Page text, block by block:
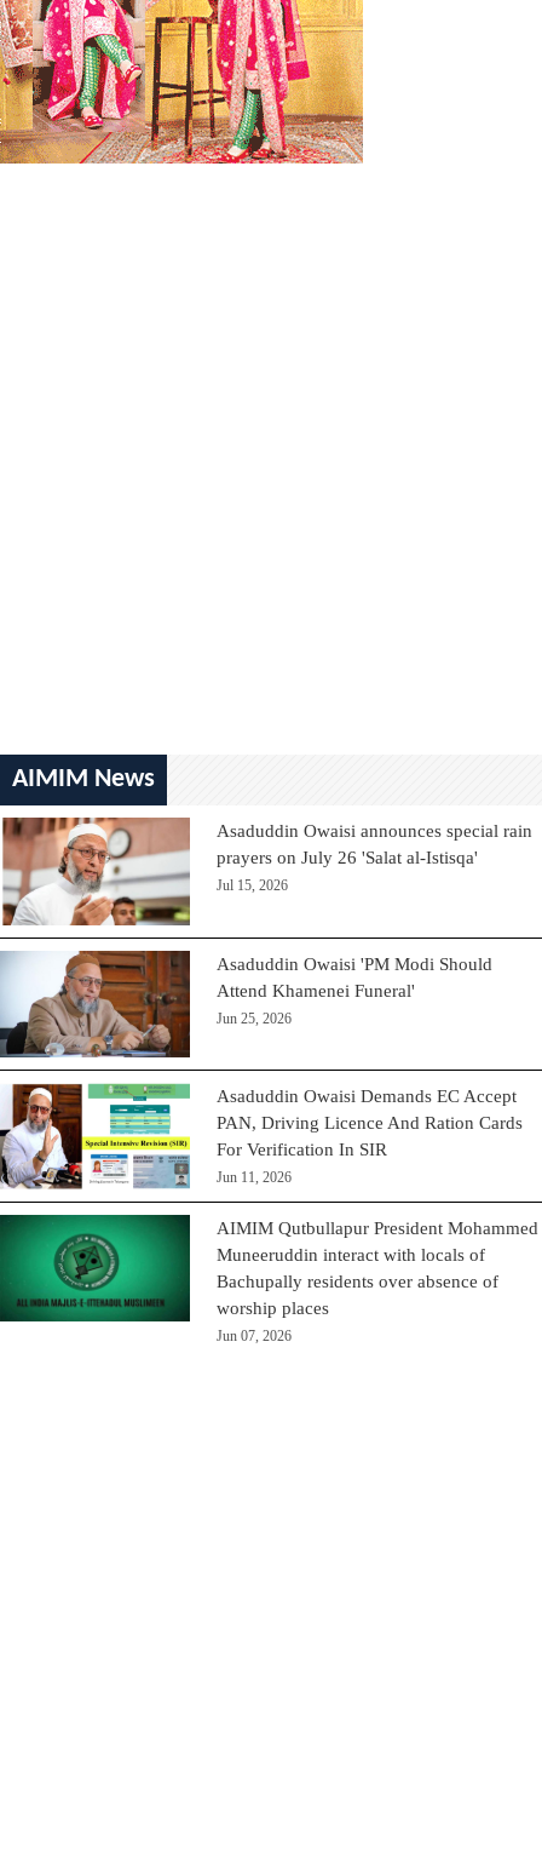
AIMIM News
Asaduddin Owaisi announces special rain
prayers on July 26 'Salat al-Istisqa'
Jul 15, 2026
Asaduddin Owaisi 'PM Modi Should
Attend Khamenei Funeral'
Jun 25, 2026
Asaduddin Owaisi Demands EC Accept
PAN, Driving Licence And Ration Cards
For Verification In SIR
Jun 11, 2026
AIMIM Qutbullapur President Mohammed
Muneeruddin interact with locals of
Bachupally residents over absence of
worship places
Jun 07, 2026